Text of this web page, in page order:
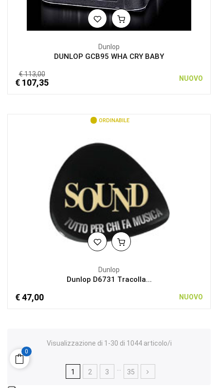
Dunlop
DUNLOP GCB95 WHA CRY BABY
€ 113,00
€ 107,35 NUOVO
ORDINABILE
Dunlop
Dunlop D6731 Tracolla...
€ 47,00 NUOVO
Visualizzazione di 1-30 di 1044 articolo/i
1 2 3 35
0